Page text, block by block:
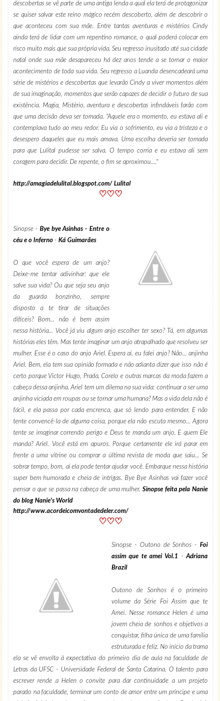
descobertas se vê parte de uma antiga lenda a qual ela terá de protagonizar
se quiser salvar este reino mágico recém descoberto, além de descobrir o
que aconteceu com sua mãe. Entre tantas aventuras e mistérios Cindy
ainda terá de lidar com um repentino romance, o qual poderá colocar em
risco muito mais que sua própria vida. Seu regresso inusitado até sua cidade
natal onde sua mãe desapareceu há dez anos tende a se tornar o maior
acontecimento de toda sua vida. Seu regresso a Luanda desencadeará uma
série de mistérios e descobertas que levarão Cindy a viver momentos além
de sua imaginação, momentos que serão capazes de decidir o futuro de sua
existência. Magia, Mistério, aventura e descobertas infindáveis farão com
que uma decisão deva ser tomada. "Aquele era o momento, eu estava ali e
contemplava tudo ao meu redor. Eu via o sofrimento, eu via a tristeza e o
desespero daqueles que eu mais amava. Uma escolha deveria ser tomada
para que Lulital pudesse ser salva. O tempo corria e eu estava ali sem
coragem para decidir. De repente, o fim se aproximou...."
http://amagiadelulital.blogspot.com/ Lulital
♡♡♡
Sinopse - Bye bye Asinhas - Entre o
céu e o Inferno - Ká Guimarães
O que você espera de um anjo?
Deixe-me tentar adivinhar: que ele
salve sua vida? Ou que seja seu anjo
da guarda bonzinho, sempre
disposto a te tirar de situações
difíceis? Bom... não é bem assim
nessa história... Você já viu algum anjo escolher ter sexo? Tá, em algumas
histórias eles têm. Mas tente imaginar um anjo atrapalhado que resolveu ser
mulher. Esse é o caso do anjo Ariel. Espera aí, eu falei anjo? Não... anjinha
Ariel. Bem, ela tem sua opinião formada e não adianta dizer que isso não é
certo porque Victor Hugo, Prada, Corelo e outras marcas da moda fazem a
cabeça dessa anjinha. Ariel tem um dilema na sua vida: continuar a ser uma
anjinha viciada em roupas ou se tornar uma humana? Mas a vida dela não é
fácil, e ela passa por cada encrenca, que só lendo para entender. E não
tente convencê-la de alguma coisa, porque ela não escuta mesmo... Agora
tente se imaginar correndo perigo e Deus te manda um anjo. E quem Ele
manda? Ariel. Você está em apuros. Porque certamente ele irá parar em
frente a uma vitrine ou comprar a última revista de moda que saiu... Se
sobrar tempo, bom, aí ela pode tentar ajudar você. Embarque nessa história
super bem humorada e cheia de intrigas. Bye Bye Asinhas vai fazer você
pensar o que se passa na cabeça de uma mulher. Sinopse feita pela Nanie
do blog Nanie's World
http://www.acordeicomvontadedeler.com/
♡♡♡
Sinopse - Outono de Sonhos -Foi
assim que te amei Vol.1
- Adriana
Brazil
Outono de Sonhos é o primeiro
volume da Série Foi Assim que te
Amei. Nesse romance Helen é uma
jovem cheia de sonhos e objetivos a
conquistar, filha única de uma família
estruturada e feliz. No início da trama
ela se vê envolta à expectativa do primeiro dia de aula na faculdade de
Letras da UFSC - Universidade Federal de Santa Catarina. O talento para
escrever rende a Helen o convite para dar continuidade a um projeto
parado na faculdade, terminar um conto de amor entre um príncipe e uma